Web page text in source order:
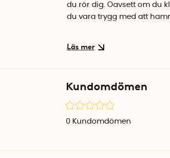
du rör dig. Oavsett om du
du vara trygg med att
Universell passform
Hammarhållaren har både
den enkelt kan fästas på
Kundomdömen
0 Kundomdömen